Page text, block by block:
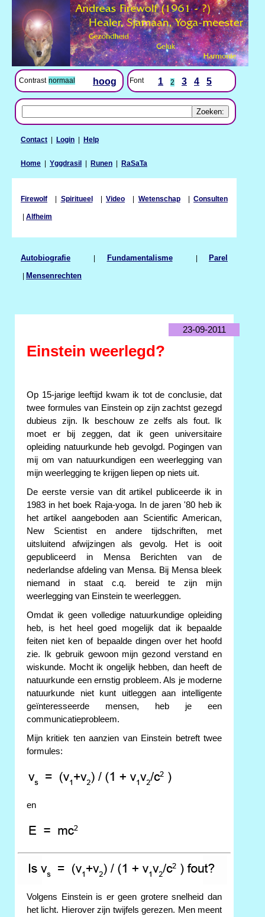
Contrast normaal hoog Font 1 2 3 4 5
Contact | Login | Help
Home | Yggdrasil | Runen | RaSaTa
Firewolf | Spiritueel| Video | Wetenschap| Consulten
| Alfheim
Autobiografie | Fundamentalisme| Parel
| Mensenrechten
23-09-2011
Einstein weerlegd?
Op 15-jarige leeftijd kwam ik tot de conclusie, dat
twee formules van Einstein op zijn zachtst gezegd
dubieus zijn. Ik beschouw ze zelfs als fout. Ik
moet er bij zeggen, dat ik geen universitaire
opleiding natuurkunde heb gevolgd. Pogingen van
mij om van natuurkundigen een weerlegging van
mijn weerlegging te krijgen liepen op niets uit.
De eerste versie van dit artikel publiceerde ik in
1983 in het boek Raja-yoga. In de jaren '80 heb ik
het artikel aangeboden aan Scientific American,
New Scientist en andere tijdschriften, met
uitsluitend afwijzingen als gevolg. Het is ooit
gepubliceerd in Mensa Berichten van de
nederlandse afdeling van Mensa. Bij Mensa bleek
niemand in staat c.q. bereid te zijn mijn
weerlegging van Einstein te weerleggen.
Omdat ik geen volledige natuurkundige opleiding
heb, is het heel goed mogelijk dat ik bepaalde
feiten niet ken of bepaalde dingen over het hoofd
zie. Ik gebruik gewoon mijn gezond verstand en
wiskunde. Mocht ik ongelijk hebben, dan heeft de
natuurkunde een ernstig probleem. Als je moderne
natuurkunde niet kunt uitleggen aan intelligente
geïnteresseerde mensen, heb je een
communicatieprobleem.
Mijn kritiek ten aanzien van Einstein betreft twee
formules:
en
Volgens Einstein is er geen grotere snelheid dan
het licht. Hierover zijn twijfels gerezen. Men meent